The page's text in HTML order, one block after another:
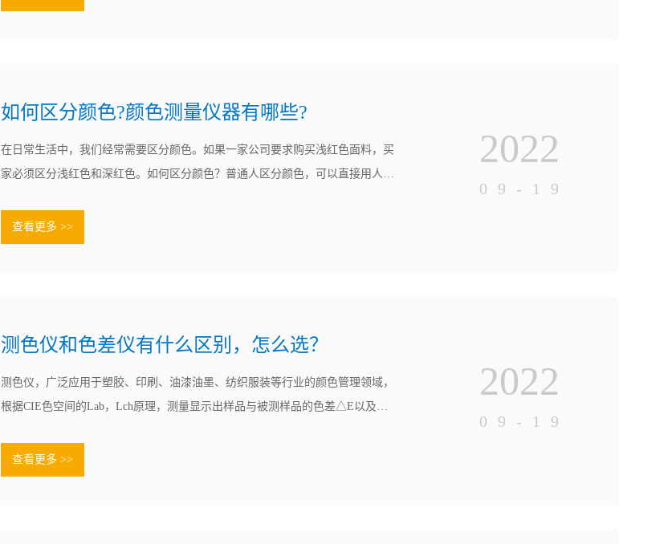
量一个颜色的颜色状.......
如何区分颜色?颜色测量仪器有哪些?
在日常生活中，我们经常需要区分颜色。如果一家公司要求购买浅红色面料，买
家必须区分浅红色和深红色。如何区分颜色？普通人区分颜色，可以直接用人眼
分颜色。毕竟，细微的颜色差异很可能会导致你的面料交易正常。在这个时候，
你必须知道颜色的类型.......
查看更多 >>
2022
09-19
测色仪和色差仪有什么区别，怎么选？
测色仪，广泛应用于塑胶、印刷、油漆油墨、纺织服装等行业的颜色管理领域，
根据CIE色空间的Lab，Lch原理，测量显示出样品与被测样品的色差△E以及
括很多种，其中就有色差仪和分光测色仪两种。市面上色差仪和分光测色仪的产
品非常多，.......
查看更多 >>
2022
09-19